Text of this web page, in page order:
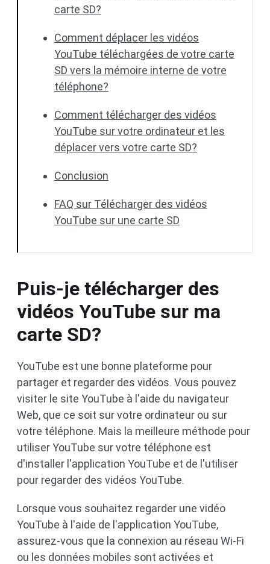
carte SD?
Comment déplacer les vidéos
YouTube téléchargées de votre carte
SD vers la mémoire interne de votre
téléphone?
Comment télécharger des vidéos
YouTube sur votre ordinateur et les
déplacer vers votre carte SD?
Conclusion
FAQ sur Télécharger des vidéos
YouTube sur une carte SD
Puis-je télécharger des
vidéos YouTube sur ma
carte SD?
YouTube est une bonne plateforme pour
partager et regarder des vidéos. Vous pouvez
visiter le site YouTube à l'aide du navigateur
Web, que ce soit sur votre ordinateur ou sur
votre téléphone. Mais la meilleure méthode pour
utiliser YouTube sur votre téléphone est
d'installer l'application YouTube et de l'utiliser
pour regarder des vidéos YouTube.
Lorsque vous souhaitez regarder une vidéo
YouTube à l'aide de l'application YouTube,
assurez-vous que la connexion au réseau Wi-Fi
ou les données mobiles sont activées et